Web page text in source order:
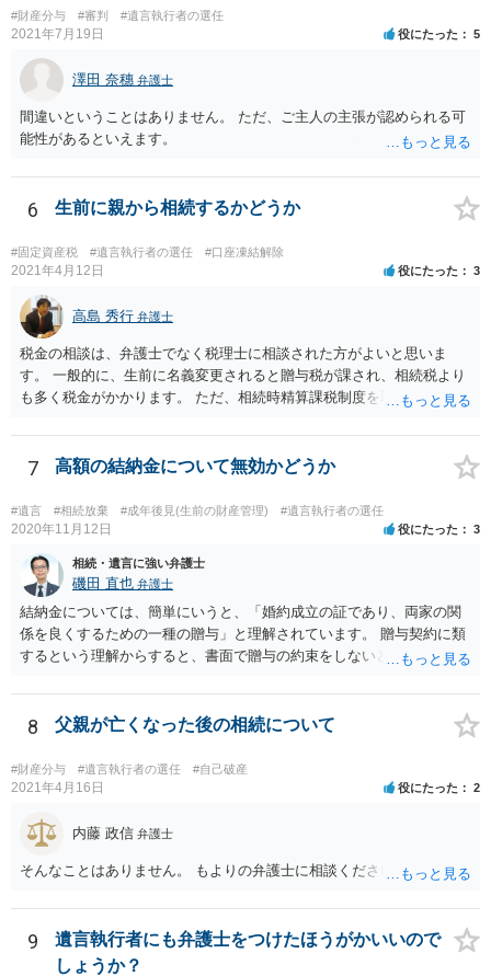
で、対応しましょう。 そのあとは遺留分の請求などがあればそれへの
対応となるでしょう。
#財産分与 #審判 #遺言執行者の選任
2021年7月19日 役にたった 5
澤田 奈穗 弁護士
間違いということはありません。 ただ、ご主人の主張が認められる可
能性があるといえます。
6 生前に親から相続するかどうか
#固定資産税 #遺言執行者の選任 #口座凍結解除
2021年4月12日 役にたった 3
高島 秀行 弁護士
税金の相談は、弁護士でなく税理士に相談された方がよいと思いま
す。 一般的に、生前に名義変更されると贈与税が課され、相続税より
も多く税金がかかります。 ただ、相続時精算課税制度を取れば、実質
ういう場合にどれくらい税金がかかるか計算してもらって どういう方
針を取るか決められたらよいと思います。
7 高額の結納金について無効かどうか
#遺言 #相続放棄 #成年後見(生前の財産管理) #遺言執行者の選任
2020年11月12日 役にたった 3
相続・遺言に強い弁護士
磯田 直也 弁護士
結納金については、簡単にいうと、「婚約成立の証であり、両家の関
係を良くするための一種の贈与」と理解されています。 贈与契約に類
するという理解からすると、書面で贈与の約束をしないと相手方は支
ことは困難です。 くれぐれも今後お気をつけください。 弁護士に対応
を依頼されるのも悪くはありませんが、感情的な理由が強いと思いま
8 父親が亡くなった後の相続について
#財産分与 #遺言執行者の選任 #自己破産
2021年4月16日 役にたった 2
内藤 政信 弁護士
そんなことはありません。 もよりの弁護士に相談ください。
9
遺言執行者にも弁護士をつけたほうがかいいので
しょうか？